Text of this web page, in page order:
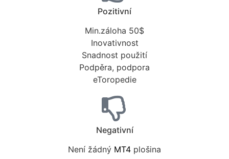
Pozitivní
Min.záloha 50$
Inovativnost
Snadnost použití
Podpěra, podpora
eToropedie
Negativní
Není žádný MT4 plošina